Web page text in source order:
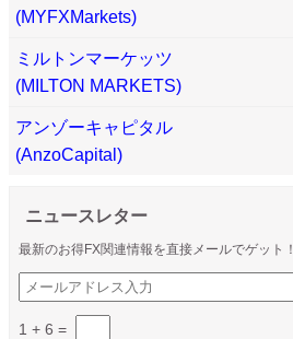
(MYFXMarkets)
ミルトンマーケッツ
(MILTON MARKETS)
アンゾーキャピタル
(AnzoCapital)
ニュースレター
最新のお得FX関連情報を直接メールでゲット！
1 + 6 =